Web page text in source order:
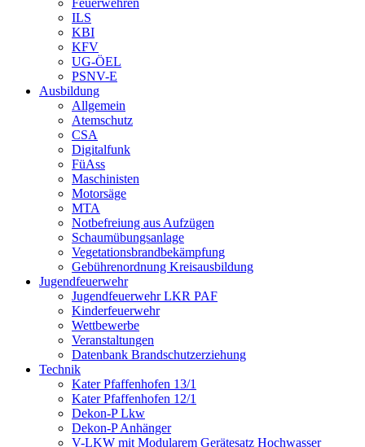
Feuerwehren
ILS
KBI
KFV
UG-ÖEL
PSNV-E
Ausbildung
Allgemein
Atemschutz
CSA
Digitalfunk
FüAss
Maschinisten
Motorsäge
MTA
Notbefreiung aus Aufzügen
Schaumübungsanlage
Vegetationsbrandbekämpfung
Gebührenordnung Kreisausbildung
Jugendfeuerwehr
Jugendfeuerwehr LKR PAF
Kinderfeuerwehr
Wettbewerbe
Veranstaltungen
Datenbank Brandschutzerziehung
Technik
Kater Pfaffenhofen 13/1
Kater Pfaffenhofen 12/1
Dekon-P Lkw
Dekon-P Anhänger
V-LKW mit Modularem Gerätesatz Hochwasser